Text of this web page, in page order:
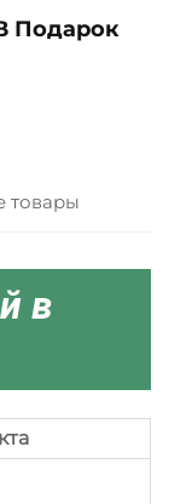
Подарок
товары
в